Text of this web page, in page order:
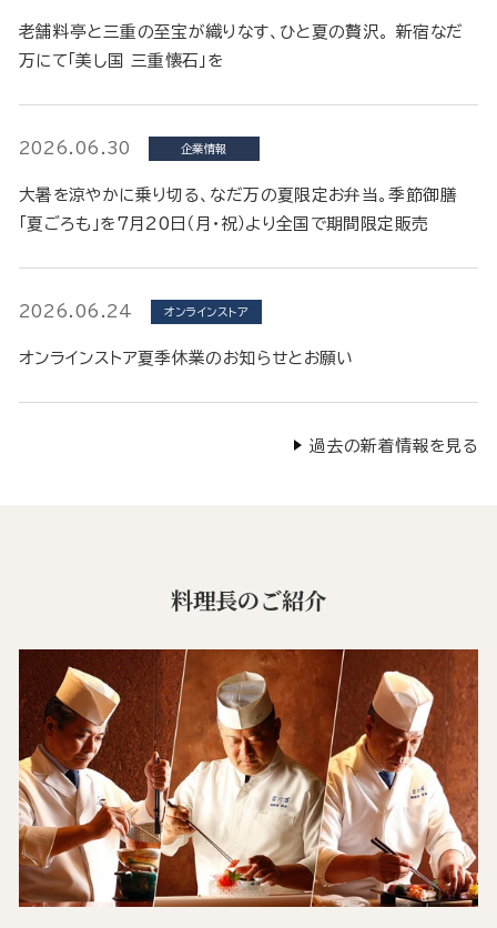
老舗料亭と三重の至宝が織りなす、ひと夏の贅沢。 新宿なだ
万にて「美し国 三重懐石」を
2026.06.30 企業情報
大暑を涼やかに乗り切る、なだ万の夏限定お弁当。季節御膳
「夏ごろも」を7月20日（月・祝）より全国で期間限定販売
2026.06.24 オンラインストア
オンラインストア夏季休業のお知らせとお願い
過去の新着情報を見る
料理長のご紹介